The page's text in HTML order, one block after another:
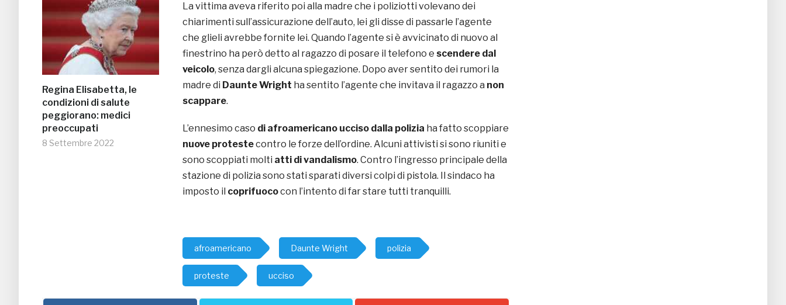
Regina Elisabetta, le
condizioni di salute
peggiorano: medici
preoccupati
8 Settembre 2022
La vittima aveva riferito poi alla madre che i poliziotti volevano dei
chiarimenti sull’assicurazione dell’auto, lei gli disse di passarle l’agente
che glieli avrebbe fornite lei. Quando l’agente si è avvicinato di nuovo al
finestrino ha però detto al ragazzo di posare il telefono e scendere dal
veicolo, senza dargli alcuna spiegazione. Dopo aver sentito dei rumori la
madre di Daunte Wright ha sentito l’agente che invitava il ragazzo a non
scappare.
L’ennesimo caso di afroamericano ucciso dalla polizia ha fatto scoppiare
nuove protestecontro le forze dell’ordine. Alcuni attivisti si sono riuniti e
sono scoppiati molti atti di vandalismo. Contro l’ingresso principale della
stazione di polizia sono stati sparati diversi colpi di pistola. Il sindaco ha
imposto il coprifuococon l’intento di far stare tutti tranquilli.
afroamericano Daunte Wright polizia
proteste ucciso